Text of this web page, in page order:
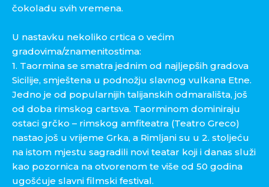
čokoladu svih vremena.
U nastavku nekoliko crtica o većim
gradovima/znamenitostima:
1. Taormina se smatra jednim od najljepših gradova
Sicilije, smještena u podnožju slavnog vulkana Etne.
Jedno je od popularnijih talijanskih odmarališta, još
od doba rimskog cartsva. Taorminom dominiraju
ostaci grčko – rimskog amfiteatra (Teatro Greco)
nastao još u vrijeme Grka, a Rimljani su u 2. stoljeću
na istom mjestu sagradili novi teatar koji i danas služi
kao pozornica na otvorenom te više od 50 godina
ugošćuje slavni filmski festival.